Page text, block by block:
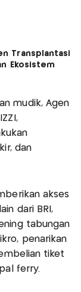
Transplantasi
Ekosistem
mudik, Agen
dan
akses
dari BRI,
tabungan
penarikan
tiket
ferry.